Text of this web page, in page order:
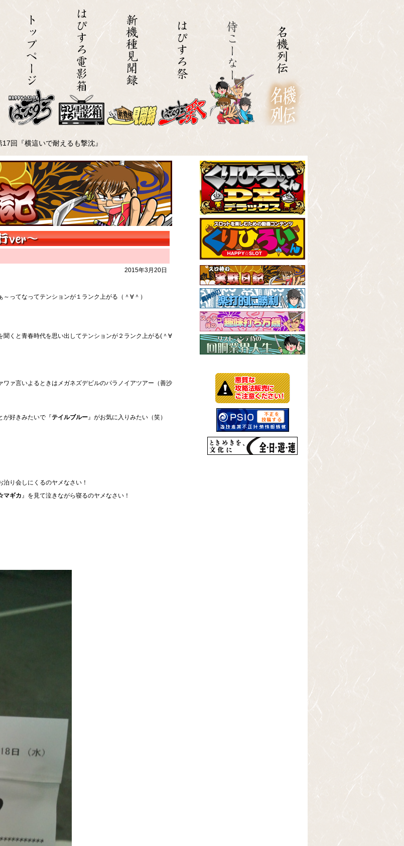
17回『横這いで耐えるも撃沈』
2015年3月20日
ってなってテンションが１ランク上がる（＾∀＾）
聞くと青春時代を思い出してテンションが２ランク上がる(＾∀
ワァ言いよるときはメガネズデビルのパラノイアツアー（善沙
が好きみたいで『テイルブルー』がお気に入りみたい（笑）
り会しにくるのヤメなさい！
マギカ』を見て泣きながら寝るのヤメなさい！